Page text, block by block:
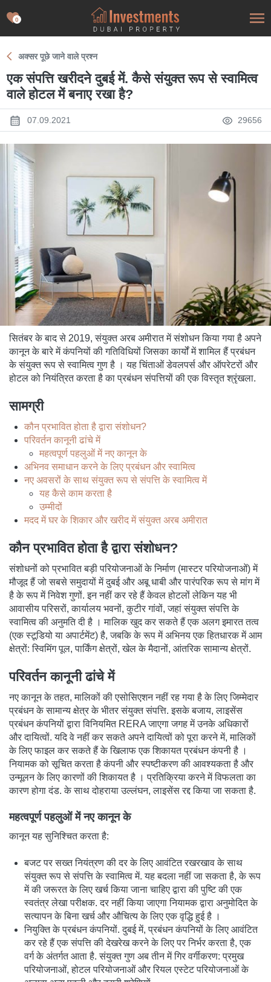
0
अक्सर पूछे जाने वाले प्रश्न
एक संपत्ति खरीदने दुबई में. कैसे संयुक्त रूप से स्वामित्व
वाले होटल में बनाए रखा है?
07.09.2021 29656
सितंबर के बाद से 2019, संयुक्त अरब अमीरात में संशोधन किया गया है अपने
कानून के बारे में कंपनियों की गतिविधियों जिसका कार्यों में शामिल हैं प्रबंधन
के संयुक्त रूप से स्वामित्व गुण है । यह चिंताओं डेवलपर्स और ऑपरेटरों और
होटल को नियंत्रित करता है का प्रबंधन संपत्तियों की एक विस्तृत श्रृंखला.
सामग्री
कौन प्रभावित होता है द्वारा संशोधन?
परिवर्तन कानूनी ढांचे में
महत्वपूर्ण पहलुओं में नए कानून के
अभिनव समाधान करने के लिए प्रबंधन और स्वामित्व
नए अवसरों के साथ संयुक्त रूप से संपत्ति के स्वामित्व में
यह कैसे काम करता है
उम्मीदों
मदद में घर के शिकार और खरीद में संयुक्त अरब अमीरात
कौन प्रभावित होता है द्वारा संशोधन?
संशोधनों को प्रभावित बड़ी परियोजनाओं के निर्माण (मास्टर परियोजनाओं) में
मौजूद हैं जो सबसे समुदायों में दुबई और अबू धाबी और पारंपरिक रूप से मांग में
है के रूप में निवेश गुणों. इन नहीं कर रहे हैं केवल होटलों लेकिन यह भी
आवासीय परिसरों, कार्यालय भवनों, कुटीर गांवों, जहां संयुक्त संपत्ति के
स्वामित्व की अनुमति दी है । मालिक खुद कर सकते हैं एक अलग इमारत तत्व
(एक स्टूडियो या अपार्टमेंट) है, जबकि के रूप में अभिनय एक हितधारक में आम
क्षेत्रों: स्विमिंग पूल, पार्किंग क्षेत्रों, खेल के मैदानों, आंतरिक सामान्य क्षेत्रों.
परिवर्तन कानूनी ढांचे में
नए कानून के तहत, मालिकों की एसोसिएशन नहीं रह गया है के लिए जिम्मेदार
प्रबंधन के सामान्य क्षेत्र के भीतर संयुक्त संपत्ति. इसके बजाय, लाइसेंस
प्रबंधन कंपनियों द्वारा विनियमित RERA जाएगा जगह में उनके अधिकारों
और दायित्वों. यदि वे नहीं कर सकते अपने दायित्वों को पूरा करने में, मालिकों
के लिए फाइल कर सकते हैं के खिलाफ एक शिकायत प्रबंधन कंपनी है ।
नियामक को सूचित करता है कंपनी और स्पष्टीकरण की आवश्यकता है और
उन्मूलन के लिए कारणों की शिकायत है । प्रतिक्रिया करने में विफलता का
कारण होगा दंड. के साथ दोहराया उल्लंघन, लाइसेंस रद्द किया जा सकता है.
महत्वपूर्ण पहलुओं में नए कानून के
कानून यह सुनिश्चित करता है:
बजट पर सख्त नियंत्रण की दर के लिए आवंटित रखरखाव के साथ
संयुक्त रूप से संपत्ति के स्वामित्व में. यह बदला नहीं जा सकता है, के रूप
में की जरूरत के लिए खर्च किया जाना चाहिए द्वारा की पुष्टि की एक
स्वतंत्र लेखा परीक्षक. दर नहीं किया जाएगा नियामक द्वारा अनुमोदित के
सत्यापन के बिना खर्च और औचित्य के लिए एक वृद्धि हुई है ।
नियुक्ति के प्रबंधन कंपनियों. दुबई में, प्रबंधन कंपनियों के लिए आवंटित
कर रहे हैं एक संपत्ति की देखरेख करने के लिए पर निर्भर करता है, एक
वर्ग के अंतर्गत आता है. संयुक्त गुण अब तीन में गिर वर्गीकरण: प्रमुख
परियोजनाओं, होटल परियोजनाओं और रियल एस्टेट परियोजनाओं के